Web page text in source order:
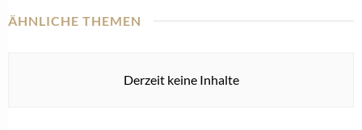
ÄHNLICHE THEMEN
Derzeit keine Inhalte